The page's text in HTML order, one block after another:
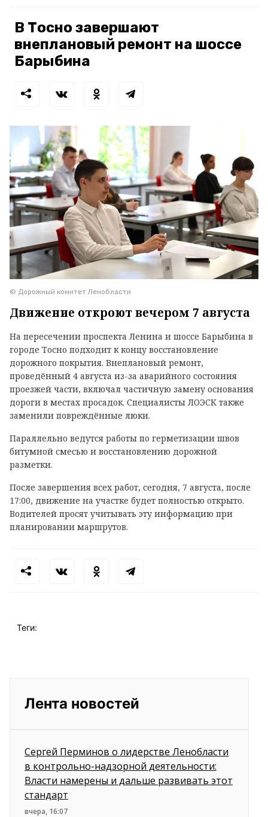
В Тосно завершают
внеплановый ремонт на шоссе
Барыбина
© Дорожный комитет Ленобласти
Движение откроют вечером 7 августа
На пересечении проспекта Ленина и шоссе Барыбина в
городе Тосно подходит к концу восстановление
дорожного покрытия. Внеплановый ремонт,
проведённый 4 августа из-за аварийного состояния
проезжей части, включал частичную замену основания
дороги в местах просадок. Специалисты ЛОЭСК также
заменили повреждённые люки.
Параллельно ведутся работы по герметизации швов
битумной смесью и восстановлению дорожной
разметки.
После завершения всех работ, сегодня, 7 августа, после
17:00, движение на участке будет полностью открыто.
Водителей просят учитывать эту информацию при
планировании маршрутов.
Теги:
Лента новостей
Сергей Перминов о лидерстве Ленобласти
в контрольно-надзорной деятельности:
Власти намерены и дальше развивать этот
стандарт
вчера, 16:07